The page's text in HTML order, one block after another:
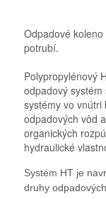
Odpadové
potrubí.
Polypropylénový
odpadový
systémy vo
odpadových vôd
organických
hydraulické
Systém HT je
druhy